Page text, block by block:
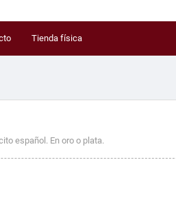
Tienda física
español. En oro o plata.